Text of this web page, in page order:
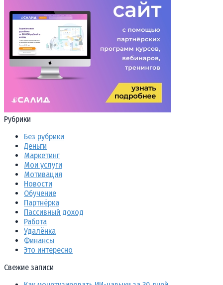
Рубрики
Без рубрики
Деньги
Маркетинг
Мои услуги
Мотивация
Новости
Обучение
Партнёрка
Пассивный доход
Работа
Удалёнка
Финансы
Это интересно
Свежие записи